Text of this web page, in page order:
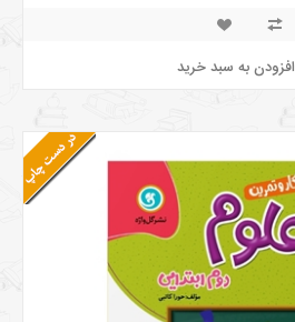
افزودن به سبد خرید